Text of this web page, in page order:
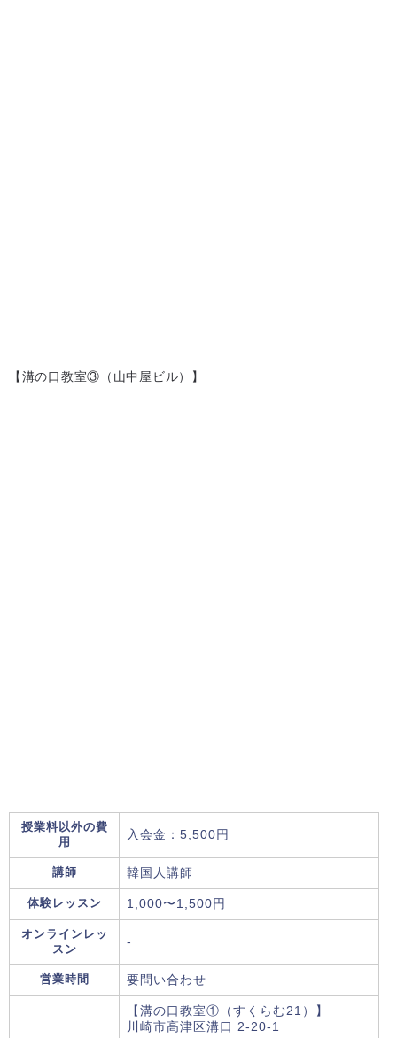
【溝の口教室③（山中屋ビル）】
授業料以外の費
用
入会金：5,500円
講師 韓国人講師
体験レッスン 1,000〜1,500円
オンラインレッ
スン
-
営業時間 要問い合わせ
【溝の口教室①（すくらむ21）】
川崎市高津区溝口 2-20-1